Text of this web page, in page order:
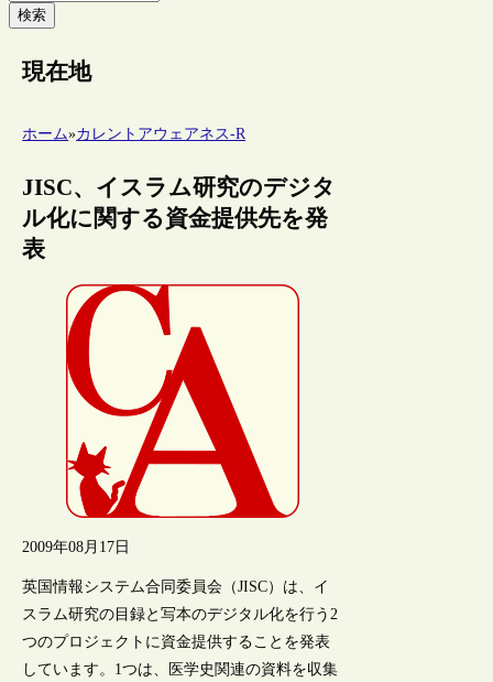
検索
現在地
ホーム»カレントアウェアネス-R
JISC、イスラム研究のデジタ
ル化に関する資金提供先を発
表
2009年08月17日
英国情報システム合同委員会（JISC）は、イ
スラム研究の目録と写本のデジタル化を行う2
つのプロジェクトに資金提供することを発表
しています。1つは、医学史関連の資料を収集